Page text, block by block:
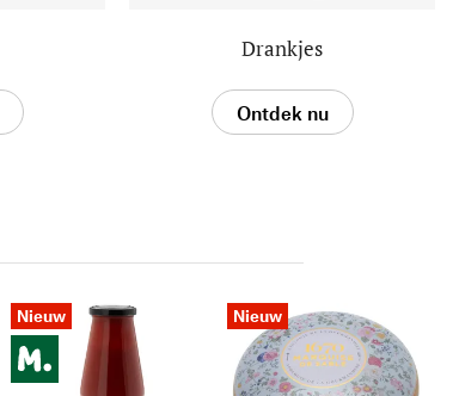
Drankjes
Ontdek nu
Nieuw Nieuw